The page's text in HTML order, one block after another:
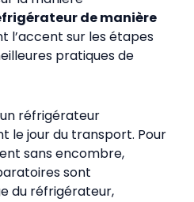
de manière
l’accent sur les étapes
pratiques de
réfrigérateur
le jour du transport. Pour
sans encombre,
sont
du réfrigérateur,